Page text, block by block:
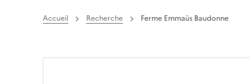
Accueil Recherche Ferme Emmaüs Baudonne